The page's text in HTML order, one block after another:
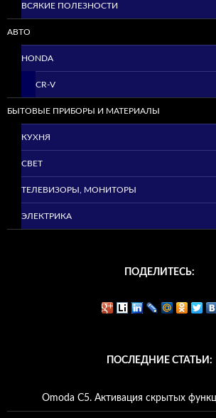
ВСЯКИЕ ПОЛЕЗНОСТИ
АВТО
HONDA
CR-V
БЫТОВЫЕ ПРИБОРЫ И МАТЕРИАЛЫ
КУХНЯ
СВЕТ
ТЕЛЕВИЗОРЫ, МОНИТОРЫ
ЭЛЕКТРИКА
ПОДЕЛИТЕСЬ:
ПОСЛЕДНИЕ СТАТЬИ:
Omoda C5. Активация скрытых